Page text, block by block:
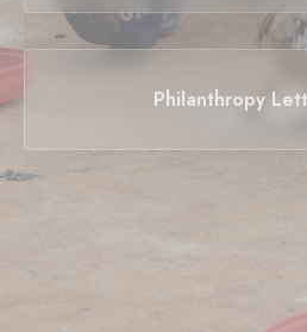
Philanthropy